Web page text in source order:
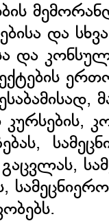
და
და